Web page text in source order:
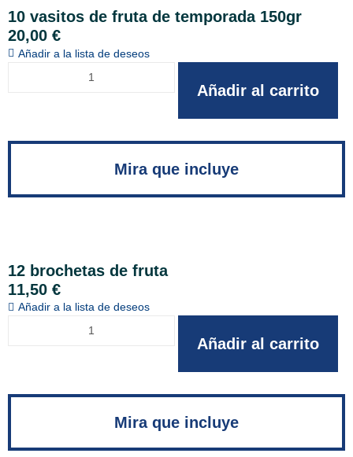
10 vasitos de fruta de temporada 150gr
20,00 €
Añadir a la lista de deseos
Añadir al carrito
Mira que incluye
12 brochetas de fruta
11,50 €
Añadir a la lista de deseos
Añadir al carrito
Mira que incluye